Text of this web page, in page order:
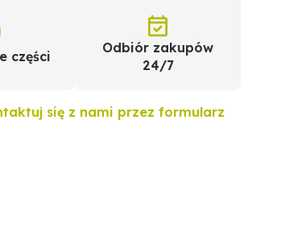
części
Odbiór zakupów
24/7
się z nami przez formularz